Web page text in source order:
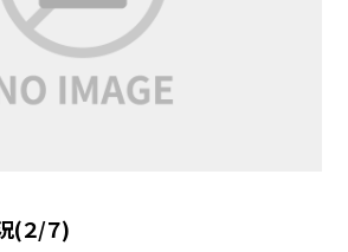
(２/７)